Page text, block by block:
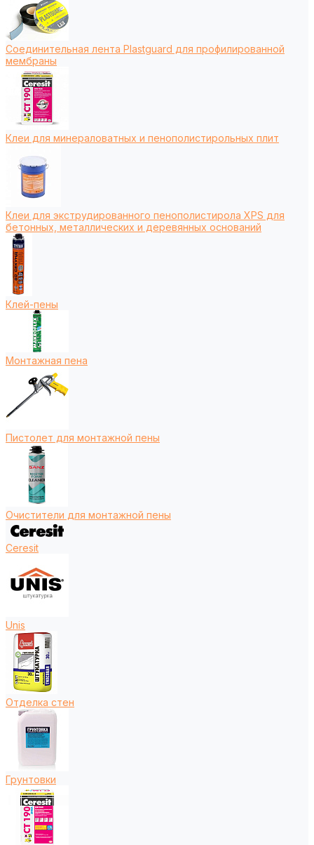
Соединительная лента Plastguard для профилированной
мембраны
Клеи для минераловатных и пенополистирольных плит
Клеи для экструдированного пенополистирола XPS для
бетонных, металлических и деревянных оснований
Клей-пены
Монтажная пена
Пистолет для монтажной пены
Очистители для монтажной пены
Ceresit
Unis
Отделка стен
Грунтовки